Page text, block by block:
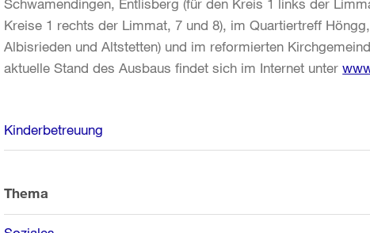
Schwamendingen, Entlisberg (für den Kreis 1 links der
Kreise 1 rechts der Limmat, 7 und 8), im Quartiertreff
Albisrieden und Altstetten) und im reformierten
aktuelle Stand des Ausbaus findet sich im Internet unter
Weitere
Informationen
Kinderbetreuung
Thema